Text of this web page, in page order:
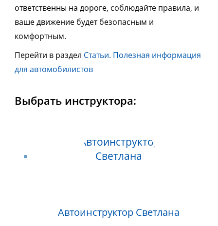
ответственны на дороге, соблюдайте правила, и
ваше движение будет безопасным и
комфортным.
Перейти в раздел Статьи. Полезная информация
для автомобилистов
Выбрать инструктора:
Автоинструктор Светлана